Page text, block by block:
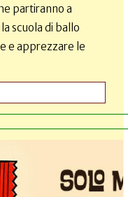
partiranno a
scuola di ballo
e apprezzare le